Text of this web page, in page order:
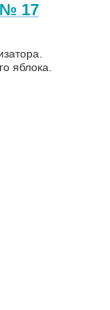
№ 17
яблока.